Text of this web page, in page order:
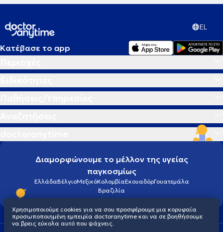
EL
Κατέβασε το app
Διαμορφώνουμε το μέλλον της υγείας
παγκοσμίως
ΕλλάδαΒέλγιοΜεξικόΚολομβίαΕκουαδόρΓουατεμάλα
Βραζιλία
Χρησιμοποιούμε cookies για να σου προσφέρουμε μια κορυφαία
προσωποποιημένη εμπειρία doctoranytime και να σε βοηθήσουμε
να βρεις εύκολα αυτό που ψάχνεις.